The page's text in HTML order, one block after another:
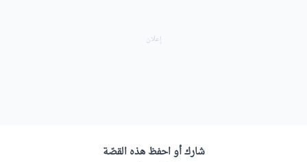
شارك أو احفظ هذه القصّة